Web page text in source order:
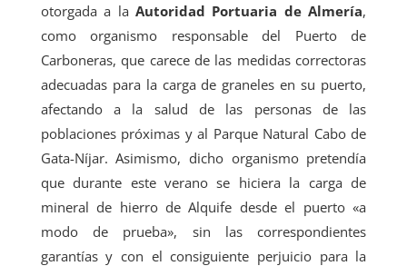
otorgada a la Autoridad Portuaria de Almería,
como organismo responsable del Puerto de
Carboneras, que carece de las medidas correctoras
adecuadas para la carga de graneles en su puerto,
afectando a la salud de las personas de las
poblaciones próximas y al Parque Natural Cabo de
Gata-Níjar. Asimismo, dicho organismo pretendía
que durante este verano se hiciera la carga de
mineral de hierro de Alquife desde el puerto «a
modo de prueba», sin las correspondientes
garantías y con el consiguiente perjuicio para la